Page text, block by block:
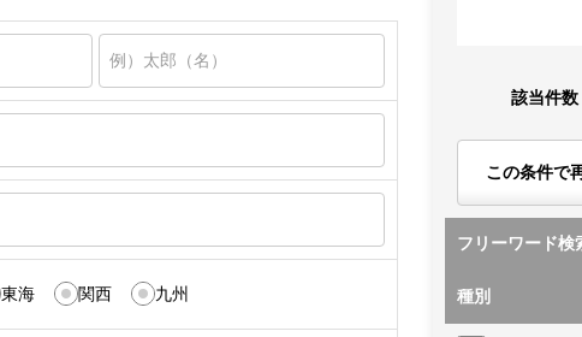
東海 関西 九州
該当件数
この条件で
フリーワード検
種別